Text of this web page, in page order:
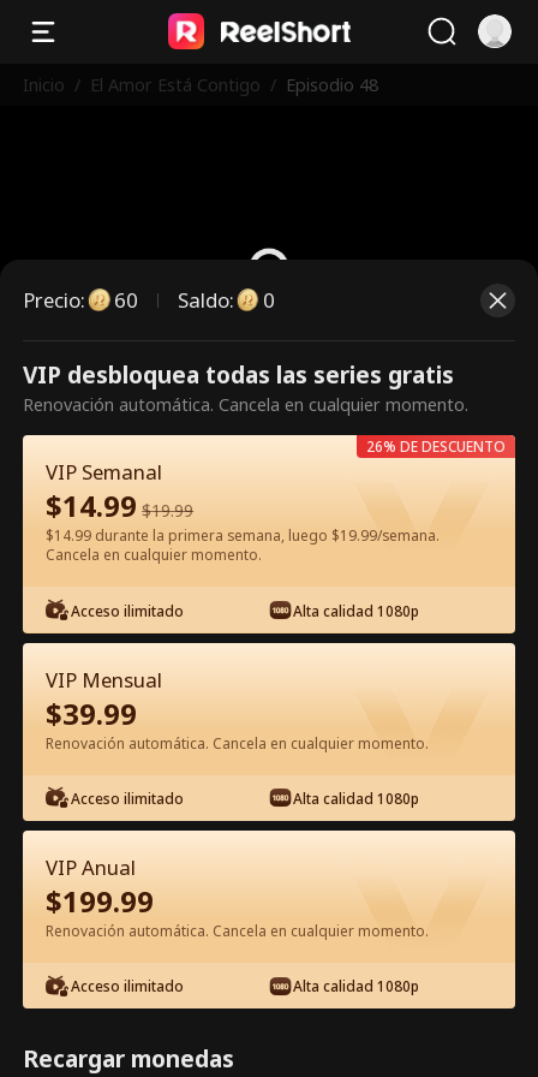
Inicio / El Amor Está Contigo / Episodio 48
Es un episodio de pago.
Desbloquéalo para verlo.
60
Episodio 48 - El Amor Está Contigo
Película Completa
1-50 51-68 Todos los Episodios
46 47 48 49
Precio: 60 Saldo: 0
VIP desbloquea todas las series gratis
Renovación automática. Cancela en cualquier momento.
VIP Semanal
$14.99 $19.99
$14.99 durante la primera semana, luego $19.99/semana.
Cancela en cualquier momento.
Acceso ilimitado Alta calidad 1080p
26% DE DESCUENTO
VIP Mensual
$39.99
Renovación automática. Cancela en cualquier momento.
Acceso ilimitado Alta calidad 1080p
VIP Anual
$199.99
Renovación automática. Cancela en cualquier momento.
Acceso ilimitado Alta calidad 1080p
Recargar monedas